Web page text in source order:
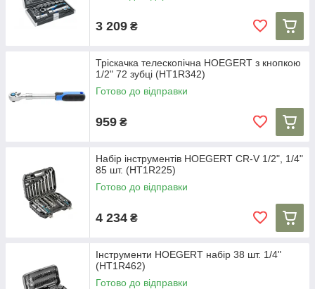
3 209 ₴
Тріскачка телескопічна HOEGERT з кнопкою
1/2" 72 зубці (HT1R342)
Готово до відправки
959 ₴
Набір інструментів HOEGERT CR-V 1/2", 1/4"
85 шт. (HT1R225)
Готово до відправки
4 234 ₴
Інструменти HOEGERT набір 38 шт. 1/4"
(HT1R462)
Готово до відправки